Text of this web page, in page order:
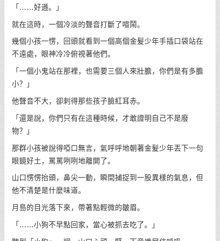
「……好遜。」
就在這時，一個冷淡的聲音打斷了喧鬧。
幾個小孩一愣，回頭就看到一個高個金髮少年手插口袋站在
不遠處，眼神冷冷俯視著他們。
「一個小鬼站在那裡，也需要三個人來壯膽，你們是有多膽
小？」
他聲音不大，卻刺得那些孩子臉紅耳赤。
「還是說，你們只有在這種時候，才敢證明自己不是廢
物？」
那群小孩被說得啞口無言，氣呼呼地朝著金髮少年丟下一句
眼鏡好土，罵罵咧咧地離開了。
山口愣愣抬頭，鼻尖一動，瞬間捕捉到一股異樣的氣息，但
他不清楚是什麼味道。
月島的目光落下來，帶著點輕微的皺眉。
「……小狗不早點回家，當心被抓去吃了。」